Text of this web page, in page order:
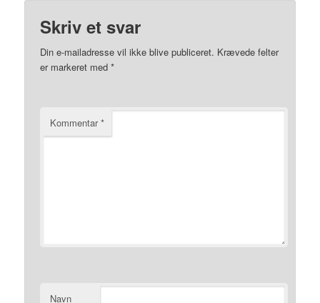
Skriv et svar
Din e-mailadresse vil ikke blive publiceret. Krævede felter
er markeret med*
Kommentar*
Navn